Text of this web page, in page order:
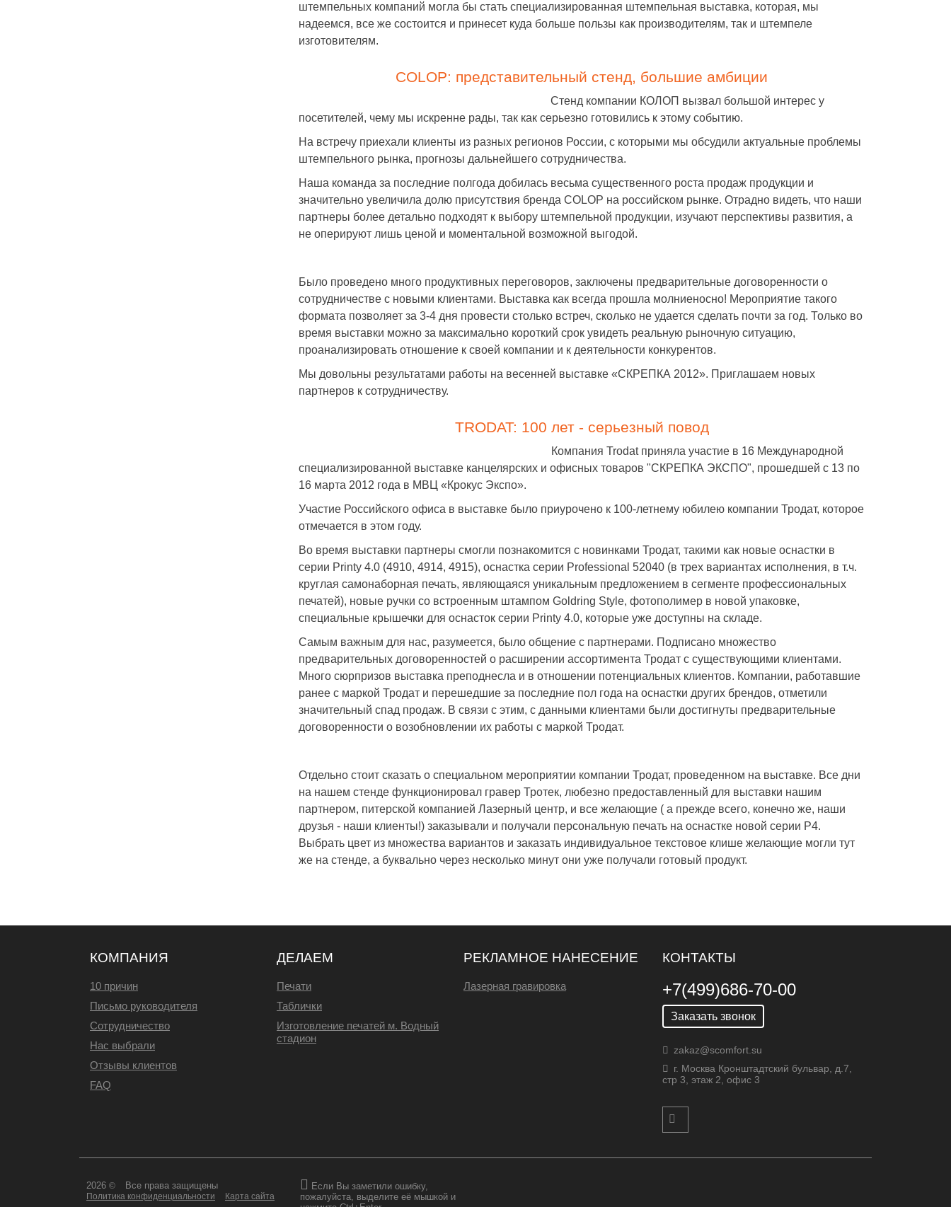
штемпельных компаний могла бы стать специализированная штемпельная выставка, которая, мы
надеемся, все же состоится и принесет куда больше пользы как производителям, так и штемпеле
изготовителям.
COLOP: представительный стенд, большие амбиции
Стенд компании КОЛОП вызвал большой интерес у
посетителей, чему мы искренне рады, так как серьезно готовились к этому событию.
На встречу приехали клиенты из разных регионов России, с которыми мы обсудили актуальные проблемы
штемпельного рынка, прогнозы дальнейшего сотрудничества.
Наша команда за последние полгода добилась весьма существенного роста продаж продукции и
значительно увеличила долю присутствия бренда COLOP на российском рынке. Отрадно видеть, что наши
партнеры более детально подходят к выбору штемпельной продукции, изучают перспективы развития, а
не оперируют лишь ценой и моментальной возможной выгодой.
Было проведено много продуктивных переговоров, заключены предварительные договоренности о
сотрудничестве с новыми клиентами. Выставка как всегда прошла молниеносно! Мероприятие такого
формата позволяет за 3-4 дня провести столько встреч, сколько не удается сделать почти за год. Только во
время выставки можно за максимально короткий срок увидеть реальную рыночную ситуацию,
проанализировать отношение к своей компании и к деятельности конкурентов.
Мы довольны результатами работы на весенней выставке «СКРЕПКА 2012». Приглашаем новых
партнеров к сотрудничеству.
TRODAT: 100 лет - серьезный повод
Компания Trodat приняла участие в 16 Международной
специализированной выставке канцелярских и офисных товаров "СКРЕПКА ЭКСПО", прошедшей с 13 по
16 марта 2012 года в МВЦ «Крокус Экспо».
Участие Российского офиса в выставке было приурочено к 100-летнему юбилею компании Тродат, которое
отмечается в этом году.
Во время выставки партнеры смогли познакомится с новинками Тродат, такими как новые оснастки в
серии Printy 4.0 (4910, 4914, 4915), оснастка серии Professional 52040 (в трех вариантах исполнения, в т.ч.
круглая самонаборная печать, являющаяся уникальным предложением в сегменте профессиональных
печатей), новые ручки со встроенным штампом Goldring Style, фотополимер в новой упаковке,
специальные крышечки для оснасток серии Printy 4.0, которые уже доступны на складе.
Самым важным для нас, разумеется, было общение с партнерами. Подписано множество
предварительных договоренностей о расширении ассортимента Тродат с существующими клиентами.
Много сюрпризов выставка преподнесла и в отношении потенциальных клиентов. Компании, работавшие
ранее с маркой Тродат и перешедшие за последние пол года на оснастки других брендов, отметили
значительный спад продаж. В связи с этим, с данными клиентами были достигнуты предварительные
договоренности о возобновлении их работы с маркой Тродат.
Отдельно стоит сказать о специальном мероприятии компании Тродат, проведенном на выставке. Все дни
на нашем стенде функционировал гравер Тротек, любезно предоставленный для выставки нашим
партнером, питерской компанией Лазерный центр, и все желающие ( а прежде всего, конечно же, наши
друзья - наши клиенты!) заказывали и получали персональную печать на оснастке новой серии P4.
Выбрать цвет из множества вариантов и заказать индивидуальное текстовое клише желающие могли тут
же на стенде, а буквально через несколько минут они уже получали готовый продукт.
КОНТАКТЫ
+7(499)686-70-00
Заказать звонок
zakaz@scomfort.su
г. Москва Кронштадтский бульвар, д.7,
стр 3, этаж 2, офис 3
КОМПАНИЯ
10 причин
Письмо руководителя
Сотрудничество
Нас выбрали
Отзывы клиентов
FAQ
ДЕЛАЕМ
Печати
Таблички
Изготовление печатей м. Водный
стадион
РЕКЛАМНОЕ НАНЕСЕНИЕ
Лазерная гравировка
2026 © Все права защищены
Политика конфиденциальности Карта сайта
Если Вы заметили ошибку,
пожалуйста, выделите её мышкой и